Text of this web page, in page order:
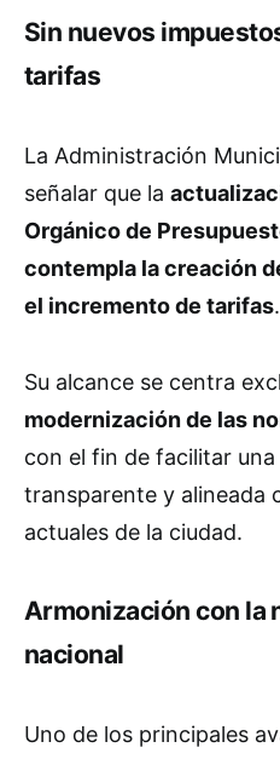
Sin nuevos
tarifas
La Administración
señalar que la
Orgánico de
contempla la creación
el incremento de tarifas.
Su alcance se centra
modernización de las
con el fin de facilitar
transparente y alineada
actuales de la ciudad.
Armonización con la
nacional
Uno de los principales